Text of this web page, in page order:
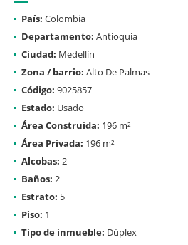
País: Colombia
Departamento: Antioquia
Ciudad: Medellín
Zona / barrio: Alto De Palmas
Código: 9025857
Estado: Usado
Área Construida: 196 m²
Área Privada: 196 m²
Alcobas: 2
Baños: 2
Estrato: 5
Piso: 1
Tipo de inmueble: Dúplex